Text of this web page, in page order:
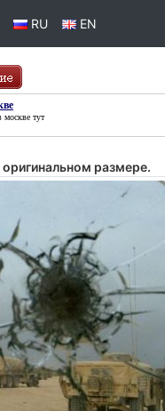
RU EN
москветут
размере.